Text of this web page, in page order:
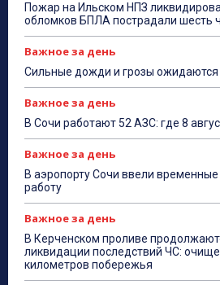
Пожар на Ильском НПЗ
обломков БПЛА пострадали шесть
Важное за день
Сильные дожди и грозы ожидаются
Важное за день
В Сочи работают 52 АЗС: где 8
Важное за день
В аэропорту Сочи ввели
работу
Важное за день
В Керченском проливе
ликвидации последствий ЧС:
километров побережья